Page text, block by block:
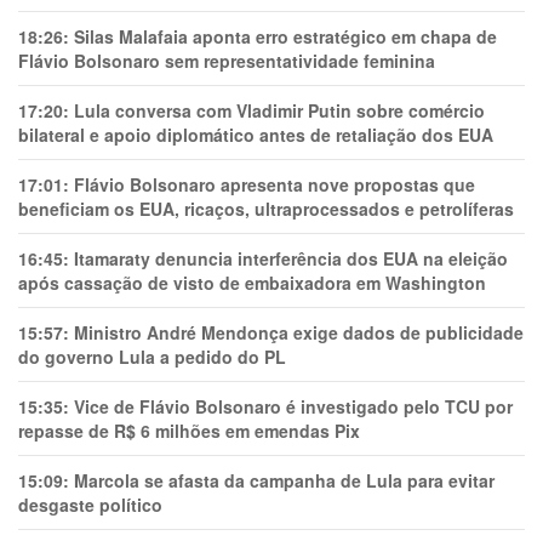
18:26: Silas Malafaia aponta erro estratégico em chapa de
Flávio Bolsonaro sem representatividade feminina
17:20: Lula conversa com Vladimir Putin sobre comércio
bilateral e apoio diplomático antes de retaliação dos EUA
17:01: Flávio Bolsonaro apresenta nove propostas que
beneficiam os EUA, ricaços, ultraprocessados e petrolíferas
16:45: Itamaraty denuncia interferência dos EUA na eleição
após cassação de visto de embaixadora em Washington
15:57: Ministro André Mendonça exige dados de publicidade
do governo Lula a pedido do PL
15:35: Vice de Flávio Bolsonaro é investigado pelo TCU por
repasse de R$ 6 milhões em emendas Pix
15:09: Marcola se afasta da campanha de Lula para evitar
desgaste político